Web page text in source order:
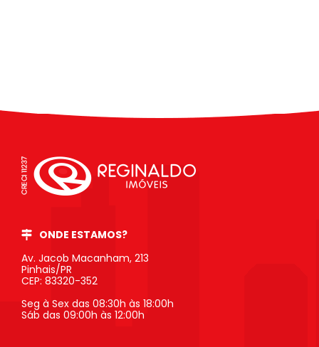
ONDE ESTAMOS?
Av. Jacob Macanham, 213
Pinhais/PR
CEP: 83320-352
Seg à Sex das 08:30h às 18:00h
Sáb das 09:00h às 12:00h